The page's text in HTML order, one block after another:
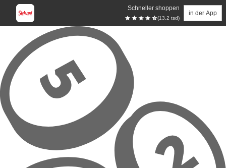
Schneller shoppen
(13.2 tsd)
in der App
Zum Hauptinhalt springen